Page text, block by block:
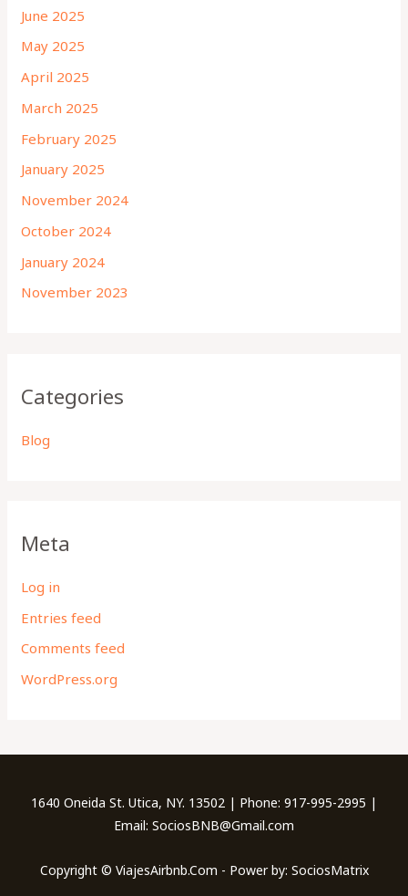
June 2025
May 2025
April 2025
March 2025
February 2025
January 2025
November 2024
October 2024
January 2024
November 2023
Categories
Blog
Meta
Log in
Entries feed
Comments feed
WordPress.org
1640 Oneida St. Utica, NY. 13502 | Phone: 917-995-2995 |
Email: SociosBNB@Gmail.com
Copyright © ViajesAirbnb.Com - Power by: SociosMatrix